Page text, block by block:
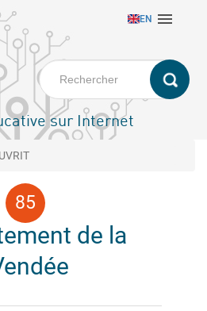
EN 
sur Internet
de la